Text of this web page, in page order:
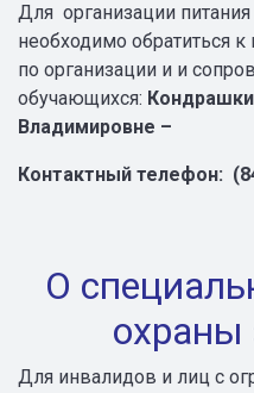
Для организации
необходимо обратиться
по организации и и
обучающихся:
Владимировне –
Контактный телефон:
О
охраны
Для инвалидов и лиц с